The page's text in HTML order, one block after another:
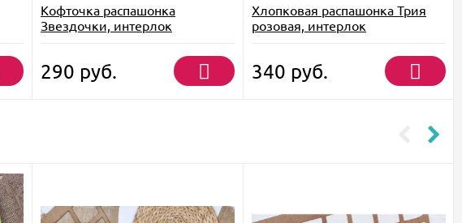
Кофточка распашонка
Звездочки, интерлок
290 руб.
Хлопковая распашонка Трия
розовая, интерлок
340 руб.